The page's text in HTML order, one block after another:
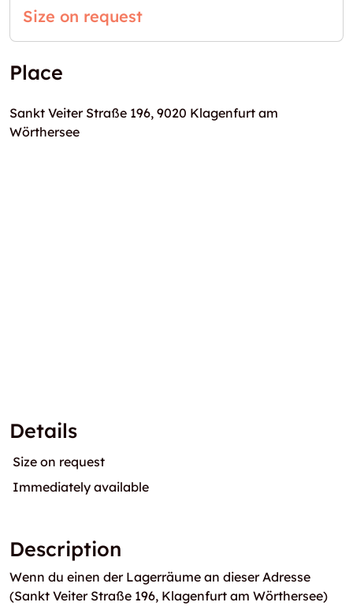
Size on request
Place
Sankt Veiter Straße 196, 9020 Klagenfurt am
Wörthersee
Details
Size on request
Immediately available
Description
Wenn du einen der Lagerräume an dieser Adresse
(Sankt Veiter Straße 196, Klagenfurt am Wörthersee)